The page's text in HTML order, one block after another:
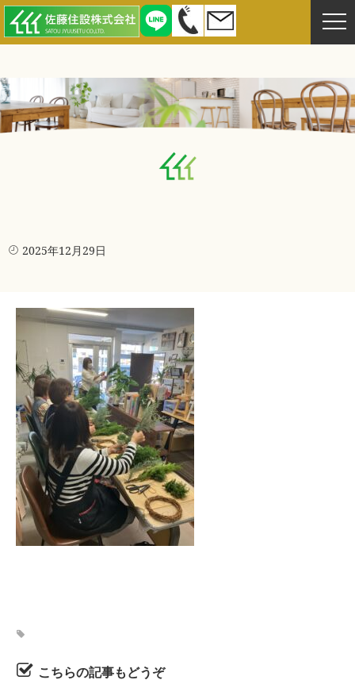
2025年12月29日
こちらの記事もどうぞ